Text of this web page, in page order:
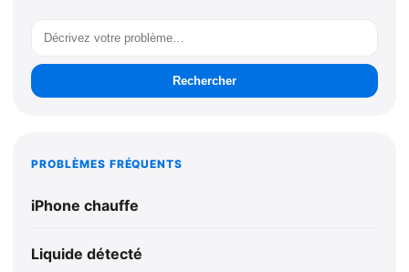
Rechercher
PROBLÈMES FRÉQUENTS
iPhone chauffe
Liquide détecté